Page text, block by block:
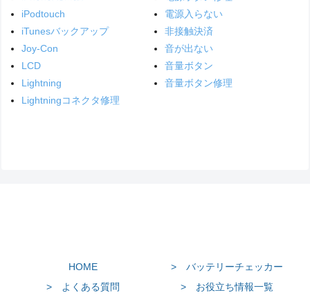
iPodtouch
iTunesバックアップ
Joy-Con
LCD
Lightning
Lightningコネクタ修理
電源入らない
非接触決済
音が出ない
音量ボタン
音量ボタン修理
HOME
> バッテリーチェッカー
> よくある質問
> お役立ち情報一覧